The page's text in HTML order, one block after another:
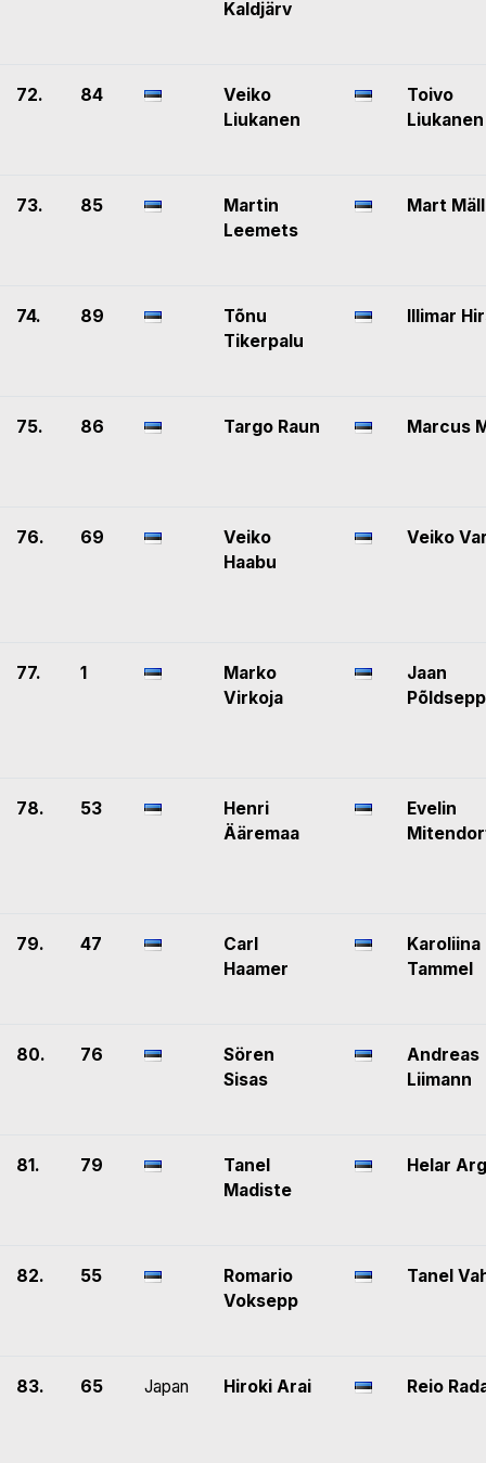
Kaldjärv
72. 84
Veiko
Liukanen
Toivo
Liukanen
73. 85
Martin
Leemets
Mart Mäll
74. 89
Tõnu
Tikerpalu
Illimar
75. 86 Targo Raun Marcus
76. 69
Veiko
Haabu
Veiko
77. 1
Marko
Virkoja
Jaan
Põldsepp
78. 53
Henri
Ääremaa
Evelin
79. 47
Carl
Haamer
Karoliina
Tammel
80. 76
Sören
Sisas
Andreas
Liimann
81. 79
Tanel
Madiste
Helar
82. 55
Romario
Voksepp
Tanel
83. 65 Japan Hiroki Arai Reio